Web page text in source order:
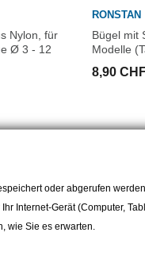
Nylon, für
Ø 3 - 12
RONSTAN
Bügel mit
Modelle
8,90
oder abgerufen
Internet-Gerät (Computer,
wie Sie es erwarten.